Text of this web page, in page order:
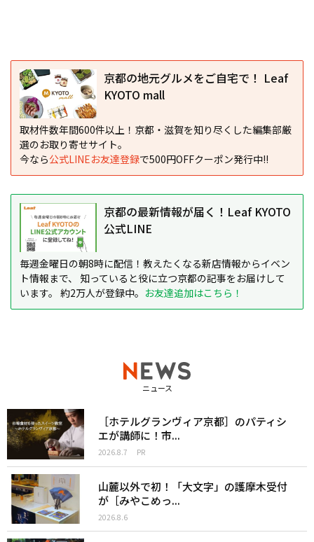
京都の地元グルメをご自宅で！ Leaf
KYOTO mall
取材件数年間600件以上！京都・滋賀を知り尽くした編集部厳
選のお取り寄せサイト。
今なら公式LINEお友達登録で500円OFFクーポン発行中!!
京都の最新情報が届く！Leaf KYOTO
公式LINE
毎週金曜日の朝8時に配信！教えたくなる新店情報からイベン
ト情報まで、 知っていると役に立つ京都の記事をお届けして
います。 約2万人が登録中。 お友達追加はこちら！
ニュース
［ホテルグランヴィア京都］のパティシ
エが講師に！市...
2026.8.7 PR
山麓以外で初！「大文字」の護摩木受付
が［みやこめっ...
2026.8.6